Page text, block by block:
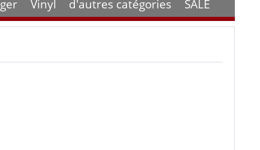
Vinyl d'autres catégories SALE